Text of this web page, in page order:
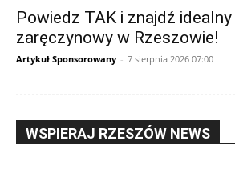
Powiedz TAK i znajdź
zaręczynowy w Rzeszowie!
Artykuł Sponsorowany - 7 sierpnia 2026 07:00
WSPIERAJ RZESZÓW NEWS